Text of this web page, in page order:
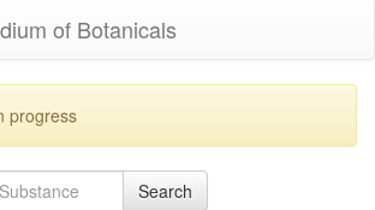
of Botanicals
progress
Search